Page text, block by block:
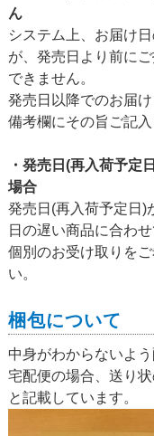
ん
システム上、お届け
が、発売日より前に
できません。
発売日以降でのお届
備考欄にその旨ご記入
・発売日(再入荷予定
場合
発売日(再入荷予定日)
日の遅い商品に合わ
個別のお受け取りを
い。
梱包について
中身がわからないよ
宅配便の場合、送り
と記載しています。